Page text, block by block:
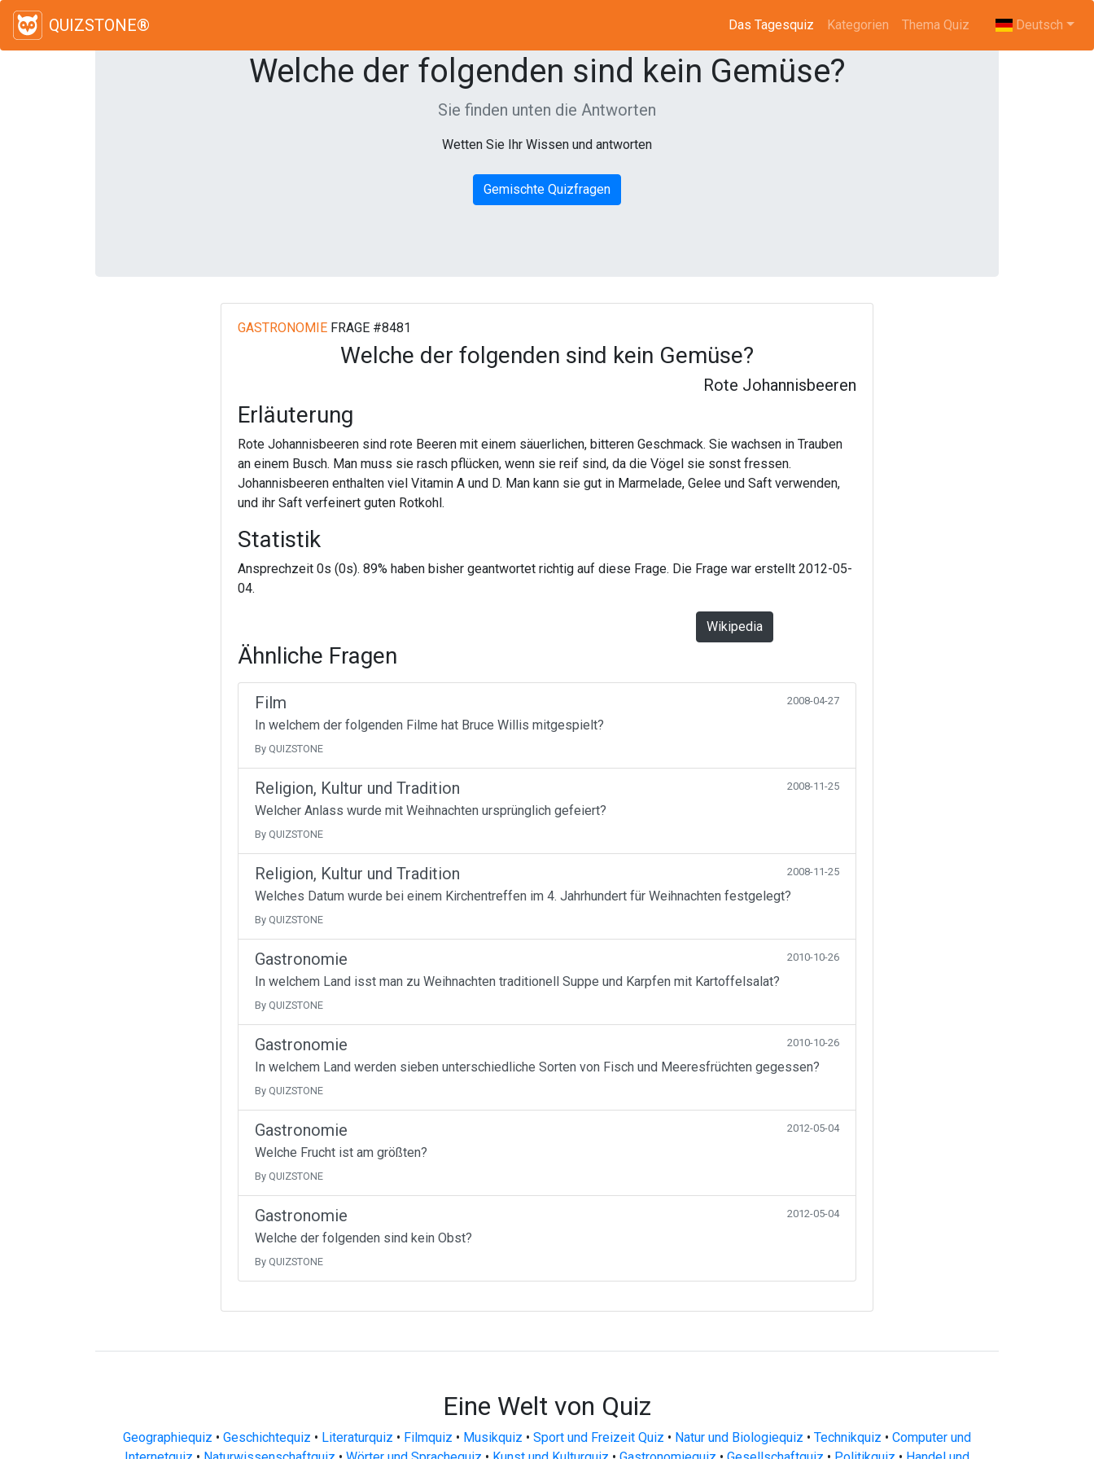
QUIZSTONE® Das Tagesquiz (current)
Kategorien Thema Quiz Deutsch
Welche der folgenden sind kein Gemüse?
Sie finden unten die Antworten
Wetten Sie Ihr Wissen und antworten
Gemischte Quizfragen
GASTRONOMIEFRAGE #8481
Welche der folgenden sind kein Gemüse?
Rote Johannisbeeren
Erläuterung
Rote Johannisbeeren sind rote Beeren mit einem säuerlichen, bitteren Geschmack. Sie wachsen in Trauben
an einem Busch. Man muss sie rasch pflücken, wenn sie reif sind, da die Vögel sie sonst fressen.
Johannisbeeren enthalten viel Vitamin A und D. Man kann sie gut in Marmelade, Gelee und Saft verwenden,
und ihr Saft verfeinert guten Rotkohl.
Statistik
Ansprechzeit 0s (0s). 89% haben bisher geantwortet richtig auf diese Frage. Die Frage war erstellt 2012-05-
04.
Wikipedia
Ähnliche Fragen
Film 2008-04-27
In welchem der folgenden Filme hat Bruce Willis mitgespielt?
By QUIZSTONE
Religion, Kultur und Tradition 2008-11-25
Welcher Anlass wurde mit Weihnachten ursprünglich gefeiert?
By QUIZSTONE
Religion, Kultur und Tradition 2008-11-25
Welches Datum wurde bei einem Kirchentreffen im 4. Jahrhundert für Weihnachten festgelegt?
By QUIZSTONE
Gastronomie 2010-10-26
In welchem Land isst man zu Weihnachten traditionell Suppe und Karpfen mit Kartoffelsalat?
By QUIZSTONE
Gastronomie 2010-10-26
In welchem Land werden sieben unterschiedliche Sorten von Fisch und Meeresfrüchten gegessen?
By QUIZSTONE
Gastronomie 2012-05-04
Welche Frucht ist am größten?
By QUIZSTONE
Gastronomie 2012-05-04
Welche der folgenden sind kein Obst?
By QUIZSTONE
Eine Welt von Quiz
Geographiequiz • Geschichtequiz • Literaturquiz • Filmquiz • Musikquiz • Sport und Freizeit Quiz • Natur und Biologiequiz • Technikquiz • Computer und